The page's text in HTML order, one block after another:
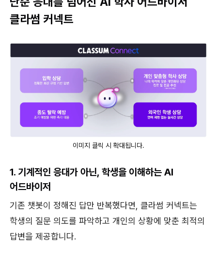
클라썸 커넥트
이미지 클릭 시 확대됩니다.
1. 기계적인 응대가 아닌, 학생을 이해하는 AI
어드바이저
기존 챗봇이 정해진 답만 반복했다면, 클라썸 커넥트는
학생의 질문 의도를 파악하고 개인의 상황에 맞춘 최적의
답변을 제공합니다.